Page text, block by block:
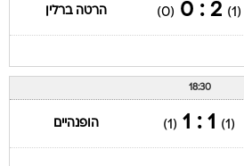
(1)
2 : 0
(0) הרטה ברלין
18:30
(1)
1 : 1
(1) הופנהיים